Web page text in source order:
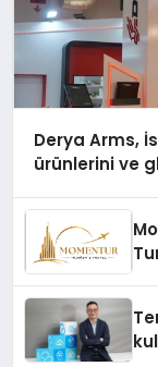
Derya Arms,
ürünlerini ve